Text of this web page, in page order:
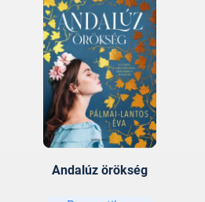
Andalúz örökség